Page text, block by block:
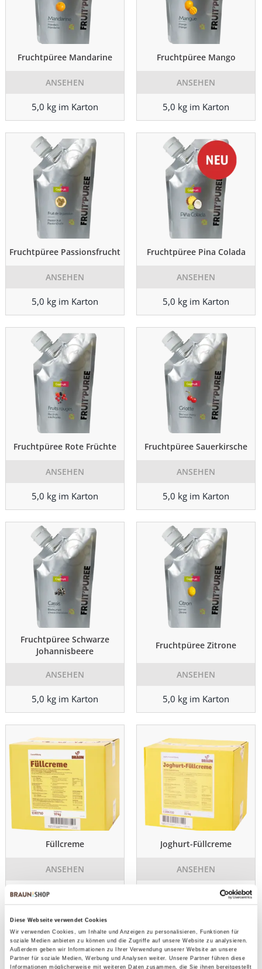
Diese Webseite verwendet Cookies
Wir verwenden Cookies, um Inhalte und Anzeigen zu personalisieren, Funktionen für
soziale Medien anbieten zu können und die Zugriffe auf unsere Website zu analysieren.
Außerdem geben wir Informationen zu Ihrer Verwendung unserer Website an unsere
Partner für soziale Medien, Werbung und Analysen weiter. Unsere Partner führen diese
Informationen möglicherweise mit weiteren Daten zusammen, die Sie ihnen bereitgestellt
Fruchtpüree Mandarine
ANSEHEN
5,0 kg im Karton
Fruchtpüree Mango
ANSEHEN
5,0 kg im Karton
Fruchtpüree Passionsfrucht
ANSEHEN
5,0 kg im Karton
Fruchtpüree Pina Colada
ANSEHEN
5,0 kg im Karton
Fruchtpüree Rote Früchte
ANSEHEN
5,0 kg im Karton
Fruchtpüree Sauerkirsche
ANSEHEN
5,0 kg im Karton
Fruchtpüree Schwarze
Johannisbeere
ANSEHEN
5,0 kg im Karton
Fruchtpüree Zitrone
ANSEHEN
5,0 kg im Karton
Füllcreme
ANSEHEN
10,0 kg im Karton
Joghurt-Füllcreme
ANSEHEN
10,0 kg im Karton